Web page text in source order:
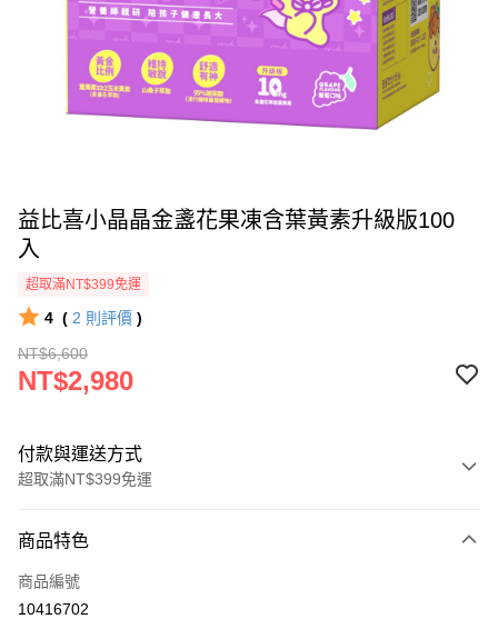
益比喜小晶晶金盞花果凍含葉黃素升級版100
入
超取滿NT$399免運
4 ( 2 則評價 )
NT$6,600
NT$2,980
付款與運送方式
超取滿NT$399免運
icash Pay
信用卡一次付款
商品特色
商品編號
10416702